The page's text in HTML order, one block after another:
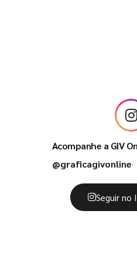
Acompanhe a GIV
@graficagivonline
Seguir no